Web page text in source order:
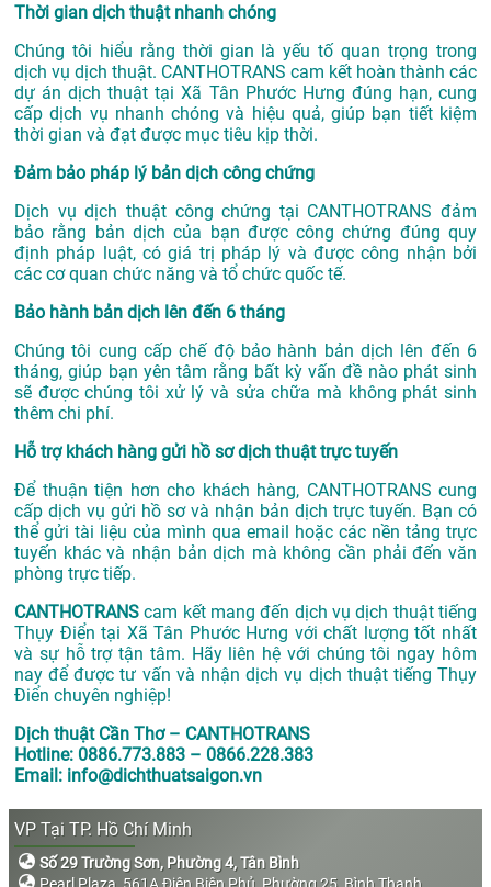
Thời gian dịch thuật nhanh chóng
Chúng tôi hiểu rằng thời gian là yếu tố quan trọng trong
dịch vụ dịch thuật. CANTHOTRANS cam kết hoàn thành các
dự ándịch thuật tại Xã Tân Phước Hưng đúng hạn, cung
cấp dịch vụ nhanh chóng và hiệu quả, giúp bạn tiết kiệm
thời gian và đạt được mục tiêu kịp thời.
Đảm bảo pháp lý bản dịch công chứng
Dịch vụ dịch thuật công chứng tại CANTHOTRANS đảm
bảo rằng bản dịch của bạn được công chứng đúng quy
định pháp luật, có giá trị pháp lý và được công nhận bởi
các cơ quan chức năng và tổ chức quốc tế.
Bảo hành bản dịch lên đến 6 tháng
Chúng tôi cung cấp chế độ bảo hành bản dịch lên đến 6
tháng, giúp bạn yên tâm rằng bất kỳ vấn đề nào phát sinh
sẽ được chúng tôi xử lý và sửa chữa mà không phát sinh
thêm chi phí.
Hỗ trợ khách hàng gửi hồ sơ dịch thuật trực tuyến
Để thuận tiện hơn cho khách hàng, CANTHOTRANS cung
cấp dịch vụ gửi hồ sơ và nhận bản dịch trực tuyến. Bạn có
thể gửi tài liệu của mình qua email hoặc các nền tảng trực
tuyến khác và nhận bản dịch mà không cần phải đến văn
phòng trực tiếp.
CANTHOTRANS cam kết mang đến dịch vụ dịch thuật tiếng
Thụy Điển tại Xã Tân Phước Hưng với chất lượng tốt nhất
và sự hỗ trợ tận tâm. Hãy liên hệ với chúng tôi ngay hôm
nay để được tư vấn và nhận dịch vụ dịch thuật tiếng Thụy
Điển chuyên nghiệp!
Dịch thuật Cần Thơ – CANTHOTRANS
Hotline: 0886.773.883 – 0866.228.383
Email: info@dichthuatsaigon.vn
VP Tại TP. Hồ Chí Minh
Số 29 Trường Sơn, Phường 4, Tân Bình